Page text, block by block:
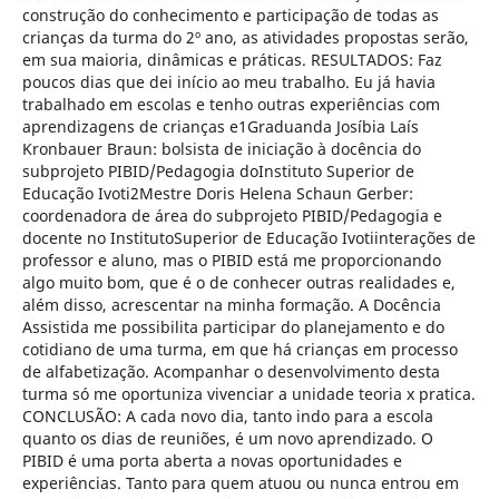
construção do conhecimento e participação de todas as
crianças da turma do 2º ano, as atividades propostas serão,
em sua maioria, dinâmicas e práticas. RESULTADOS: Faz
poucos dias que dei início ao meu trabalho. Eu já havia
trabalhado em escolas e tenho outras experiências com
aprendizagens de crianças e1Graduanda Josíbia Laís
Kronbauer Braun: bolsista de iniciação à docência do
subprojeto PIBID/Pedagogia doInstituto Superior de
Educação Ivoti2Mestre Doris Helena Schaun Gerber:
coordenadora de área do subprojeto PIBID/Pedagogia e
docente no InstitutoSuperior de Educação Ivotiinterações de
professor e aluno, mas o PIBID está me proporcionando
algo muito bom, que é o de conhecer outras realidades e,
além disso, acrescentar na minha formação. A Docência
Assistida me possibilita participar do planejamento e do
cotidiano de uma turma, em que há crianças em processo
de alfabetização. Acompanhar o desenvolvimento desta
turma só me oportuniza vivenciar a unidade teoria x pratica.
CONCLUSÃO: A cada novo dia, tanto indo para a escola
quanto os dias de reuniões, é um novo aprendizado. O
PIBID é uma porta aberta a novas oportunidades e
experiências. Tanto para quem atuou ou nunca entrou em